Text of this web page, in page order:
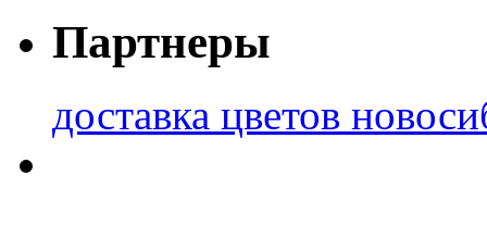
Партнеры
доставка цветов